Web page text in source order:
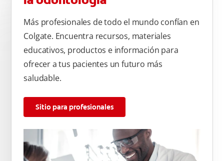
Más profesionales de todo el mundo confían en
Colgate. Encuentra recursos, materiales
educativos, productos e información para
ofrecer a tus pacientes un futuro más
saludable.
Sitio para profesionales